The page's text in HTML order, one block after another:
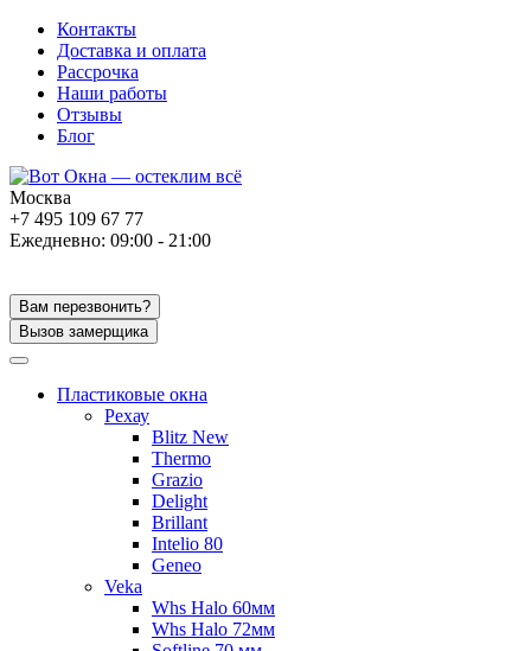
Контакты
Доставка и оплата
Рассрочка
Наши работы
Отзывы
Блог
Москва
+7 495 109 67 77
Ежедневно: 09:00 - 21:00
Вам перезвонить?
Вызов замерщика
Пластиковые окна
Рехау
Blitz New
Thermo
Grazio
Delight
Brillant
Intelio 80
Geneo
Veka
Whs Halo 60мм
Whs Halo 72мм